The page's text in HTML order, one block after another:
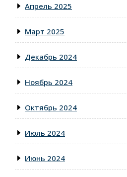
Апрель 2025
Март 2025
Декабрь 2024
Ноябрь 2024
Октябрь 2024
Июль 2024
Июнь 2024